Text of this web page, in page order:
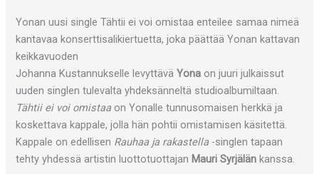
Yonan uusi single Tähtii ei voi omistaa enteilee samaa nimeä
kantavaa konserttisalikiertuetta, joka päättää Yonan kattavan
keikkavuoden
Johanna Kustannukselle levyttäväYona on juuri julkaissut
uuden singlen tulevalta yhdeksänneltä studioalbumiltaan.
Tähtii ei voi omistaa on Yonalle tunnusomaisen herkkä ja
koskettava kappale, jolla hän pohtii omistamisen käsitettä.
Kappale on edellisen Rauhaa ja rakastella -singlen tapaan
tehty yhdessä artistin luottotuottajan Mauri Syrjälän kanssa.